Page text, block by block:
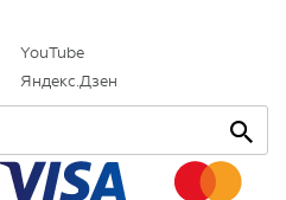
YouTube
Яндекс.Дзен